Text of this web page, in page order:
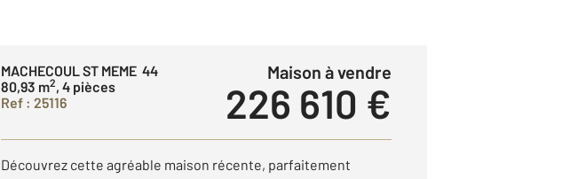
MACHECOUL ST MEME 44
80,93 m2, 4 pièces
Ref : 25116
Maison à vendre
226 610 €
Découvrez cette agréable maison récente, parfaitement